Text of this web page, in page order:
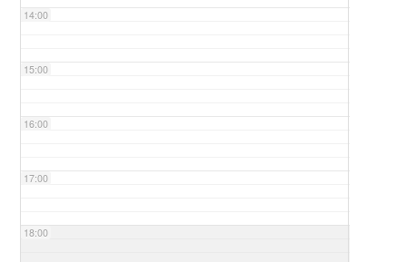
14:00
15:00
16:00
17:00
18:00